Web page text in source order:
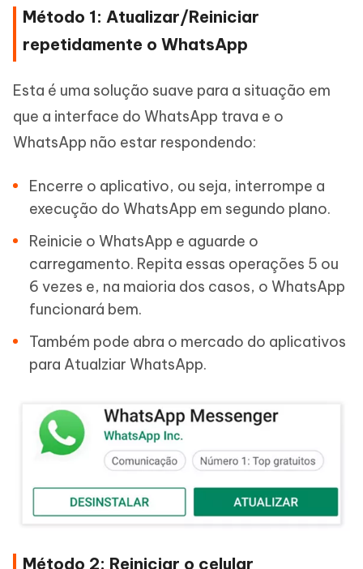
Método 1: Atualizar/Reiniciar
repetidamente o WhatsApp
Esta é uma solução suave para a situação em
que a interface do WhatsApp trava e o
WhatsApp não estar respondendo:
Encerre o aplicativo, ou seja, interrompe a
execução do WhatsApp em segundo plano.
Reinicie o WhatsApp e aguarde o
carregamento. Repita essas operações 5 ou
6 vezes e, na maioria dos casos, o WhatsApp
funcionará bem.
Também pode abra o mercado do aplicativos
para Atualziar WhatsApp.
Método 2: Reiniciar o celular